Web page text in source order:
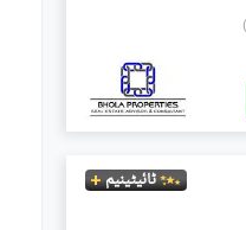
ٹائیٹینیم